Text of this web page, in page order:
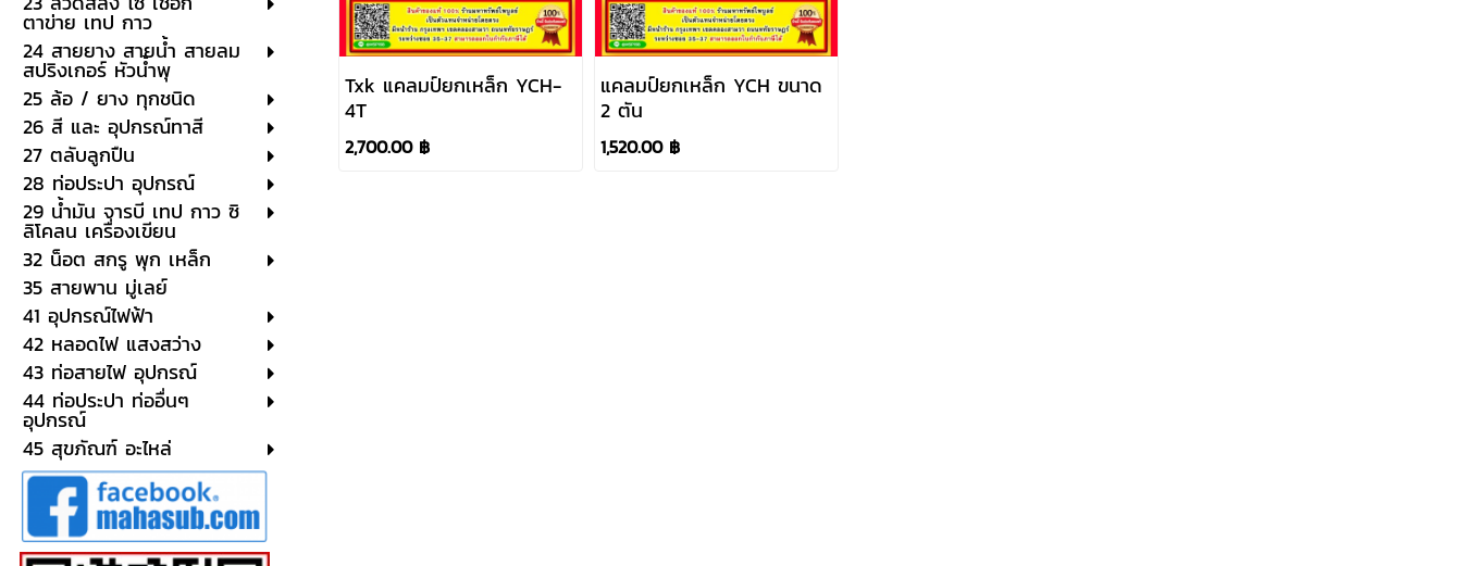
ตาข่าย เทป กาว
24 สายยาง สายน้ำ สายลม
สปริงเกอร์ หัวน้ำพุ
25 ล้อ / ยาง ทุกชนิด
26 สี และ อุปกรณ์ทาสี
27 ตลับลูกปืน
28 ท่อประปา อุปกรณ์
29 น้ำมัน จารบี เทป กาว ซิ
ลิโคลน เครื่องเขียน
32 น็อต สกรู พุก เหล็ก
35 สายพาน มู่เลย์
41 อุปกรณ์ไฟฟ้า
42 หลอดไฟ แสงสว่าง
43 ท่อสายไฟ อุปกรณ์
44 ท่อประปา ท่ออื่นๆ
อุปกรณ์
45 สุขภัณฑ์ อะไหล่
Txk แคลมป์ยกเหล็ก YCH-
4T
2,700.00 ฿
แคลมป์ยกเหล็ก YCH ขนาด
2 ตัน
1,520.00 ฿